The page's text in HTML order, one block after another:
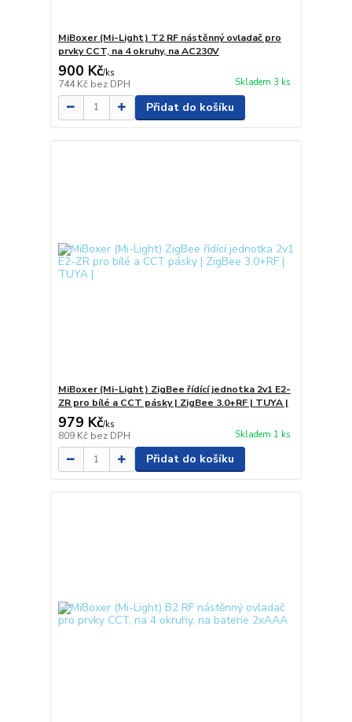
MiBoxer (Mi-Light) T2 RF nástěnný ovladač pro
prvky CCT, na 4 okruhy, na AC230V
900 Kč/ks
744 Kč bez DPH Skladem 3 ks
Přidat do košíku
MiBoxer (Mi-Light) ZigBee řídící jednotka 2v1 E2-
ZR pro bílé a CCT pásky | ZigBee 3.0+RF | TUYA |
979 Kč/ks
809 Kč bez DPH Skladem 1 ks
Přidat do košíku